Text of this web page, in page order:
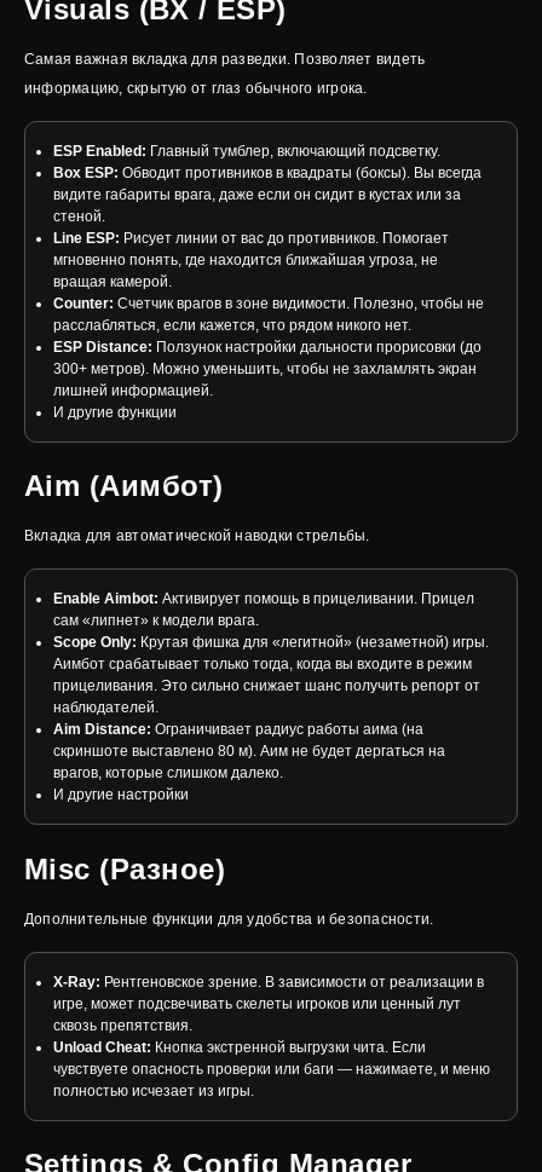
Visuals (ВХ / ESP)
Самая важная вкладка для разведки. Позволяет видеть
информацию, скрытую от глаз обычного игрока.
ESP Enabled: Главный тумблер, включающий подсветку.
Box ESP: Обводит противников в квадраты (боксы). Вы всегда
видите габариты врага, даже если он сидит в кустах или за
стеной.
Line ESP: Рисует линии от вас до противников. Помогает
мгновенно понять, где находится ближайшая угроза, не
вращая камерой.
Counter: Счетчик врагов в зоне видимости. Полезно, чтобы не
расслабляться, если кажется, что рядом никого нет.
ESP Distance: Ползунок настройки дальности прорисовки (до
300+ метров). Можно уменьшить, чтобы не захламлять экран
лишней информацией.
И другие функции
Aim (Аимбот)
Вкладка для автоматической наводки стрельбы.
Enable Aimbot: Активирует помощь в прицеливании. Прицел
сам «липнет» к модели врага.
Scope Only: Крутая фишка для «легитной» (незаметной) игры.
Аимбот срабатывает только тогда, когда вы входите в режим
прицеливания. Это сильно снижает шанс получить репорт от
наблюдателей.
Aim Distance: Ограничивает радиус работы аима (на
скриншоте выставлено 80 м). Аим не будет дергаться на
врагов, которые слишком далеко.
И другие настройки
Misc (Разное)
Дополнительные функции для удобства и безопасности.
X-Ray: Рентгеновское зрение. В зависимости от реализации в
игре, может подсвечивать скелеты игроков или ценный лут
сквозь препятствия.
Unload Cheat: Кнопка экстренной выгрузки чита. Если
чувствуете опасность проверки или баги — нажимаете, и меню
полностью исчезает из игры.
Settings & Config Manager